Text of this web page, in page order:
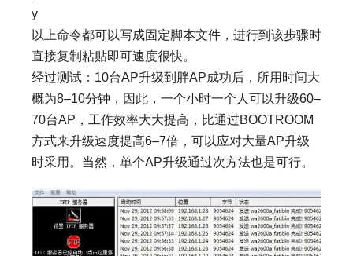
y
以上命令都可以写成固定脚本文件，进行到该步骤时
直接复制粘贴即可速度很快。
经过测试：10台AP升级到胖AP成功后，所用时间大
概为8–10分钟，因此，一个小时一个人可以升级60–
70台AP，工作效率大大提高，比通过BOOTROOM
方式来升级速度提高6–7倍，可以应对大量AP升级
时采用。当然，单个AP升级通过次方法也是可行。